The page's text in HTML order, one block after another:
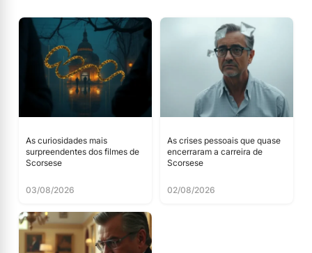
As curiosidades mais
surpreendentes dos filmes de
Scorsese
03/08/2026
As crises pessoais que quase
encerraram a carreira de
Scorsese
02/08/2026